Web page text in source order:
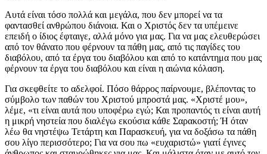
Αυτά είναι τόσο πολλά και μεγάλα, που δεν μπορεί να τα
φαντασθεί ανθρώπου διάνοια. Και ο Χριστός δεν τα υπέμεινε
επειδή ο ίδιος έφταιγε, αλλά μόνο για μας. Για να μας ελευθερώσει
από τον θάνατο που φέρνουν τα πάθη μας, από τις παγίδες του
διαβόλου, από τα έργα του διαβόλου και από το κατάντημα που μας
φέρνουν τα έργα του διαβόλου και είναι η αιώνια κόλαση.
Για σκεφθείτε το αδελφοί. Πόσο θάρρος παίρνουμε, βλέποντας το
σύμβολο των παθών του Χριστού μπροστά μας. «Χριστέ μου»,
λέμε, «τι είναι αυτά που υποφέρω εγώ; Και προπαντός τι είναι αυτή
η μικρή νηστεία που διαλέγω εκούσια κάθε Σαρακοστή; Ή όταν
λέω θα νηστέψω Τετάρτη και Παρασκευή, για να δοξάσω τα πάθη
σου λίγο περισσότερο; Για να σου πω «ευχαριστώ» γιατί έγινες